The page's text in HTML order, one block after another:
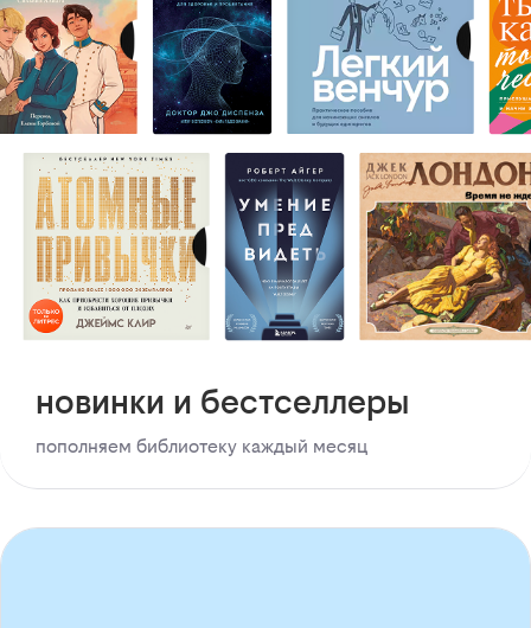
новинки и бестселлеры
пополняем библиотеку каждый месяц